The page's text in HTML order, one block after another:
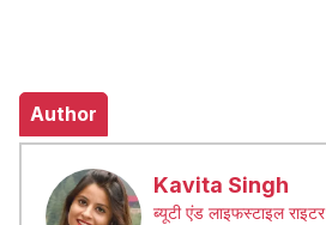
Author
Kavita Singh
ब्यूटी एंड लाइफस्टाइल राइटर